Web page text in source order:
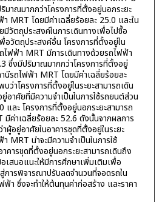
มาณมากกว่าโครงการที่ตั้งอยู่นอกระยะ
MRT โดยมีค่าเฉลี่ยร้อยละ 25.0 และใน
วัตถุประสงค์ในการเดินทางเพื่อไปซื้อ
อวัตถุประสงค์อื่น โครงการที่ตั้งอยู่ใน
ไฟฟ้า MRT มีการเดินทางด้วยรถไฟฟ้า
ซึ่งมีปริมาณมากกว่าโครงการที่ตั้งอยู่
นีรถไฟฟ้า MRT โดยมีค่าเฉลี่ยร้อยละ
ว่าโครงการที่ตั้งอยู่ในระยะสามารถเดิน
าศัยที่มีความจำเป็นในการใช้รถยนต์ส่วน
และ โครงการที่ตั้งอยู่นอกระยะสามารถ
ค่าเฉลี่ยร้อยละ 52.6 ดังนั้นจากผลการ
ผู้อยู่อาศัยในอาคารชุดที่ตั้งอยู่ในระยะ
MRT น่าจะมีความจำเป็นในการใช้
ารชุดที่ตั้งอยู่นอกระยะสามารถเดินถึง
สนอแนะให้มีการศึกษาเพิ่มเติมเพื่อ
การพิจารณาปรับลดจำนวนที่จอดรถใน
า ซึ่งจะทำให้ต้นทุนค่าก่อสร้าง และราคา